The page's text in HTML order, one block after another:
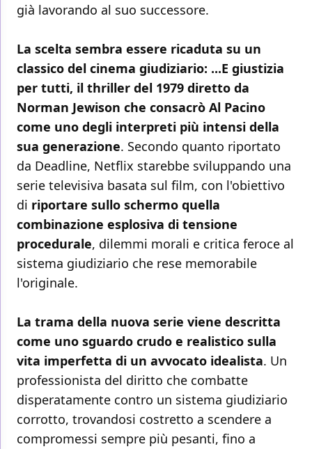
già lavorando al suo successore.
La scelta sembra essere ricaduta su un
classico del cinema giudiziario: ...E giustizia
per tutti, il thriller del 1979 diretto da
Norman Jewison che consacrò Al Pacino
come uno degli interpreti più intensi della
sua generazione. Secondo quanto riportato
da Deadline, Netflix starebbe sviluppando una
serie televisiva basata sul film, con l'obiettivo
di riportare sullo schermo quella
combinazione esplosiva di tensione
procedurale, dilemmi morali e critica feroce al
sistema giudiziario che rese memorabile
l'originale.
La trama della nuova serie viene descritta
come uno sguardo crudo e realistico sulla
vita imperfetta di un avvocato idealista. Un
professionista del diritto che combatte
disperatamente contro un sistema giudiziario
corrotto, trovandosi costretto a scendere a
compromessi sempre più pesanti, fino a